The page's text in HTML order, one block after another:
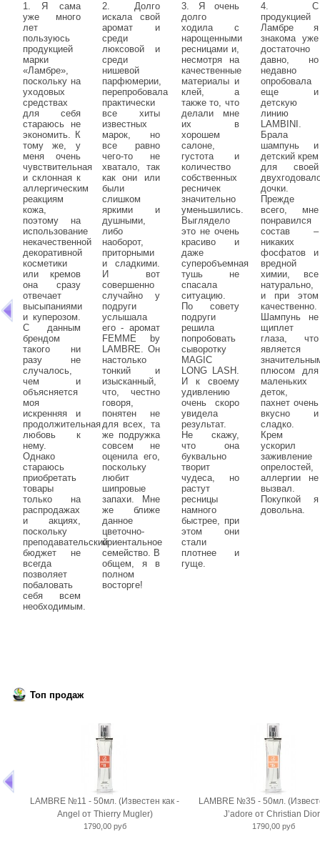
1. Я сама
уже много
лет
пользуюсь
продукцией
марки
«Ламбре»,
поскольку на
уходовых
средствах
для себя
стараюсь не
экономить. К
тому же, у
меня очень
чувствительная
и склонная к
аллергическим
реакциям
кожа,
поэтому на
использование
некачественной
декоративной
косметики
или кремов
она сразу
отвечает
высыпаниями
и куперозом.
С данным
брендом
такого ни
разу не
случалось,
чем и
объясняется
моя
искренняя и
продолжительная
любовь к
нему.
Однако
стараюсь
приобретать
товары
только на
распродажах
и акциях,
поскольку
преподавательский
бюджет не
всегда
позволяет
побаловать
себя всем
необходимым.
2. Долго
искала свой
аромат и
среди
люксовой и
среди
нишевой
парфюмерии,
перепробовала
практически
все хиты
известных
марок, но
все равно
чего-то не
хватало, так
как они или
были
слишком
яркими и
душными,
либо
наоборот,
приторными
и сладкими.
И вот
совершенно
случайно у
подруги
услышала
его - аромат
FEMME by
LAMBRE. Он
настолько
тонкий и
изысканный,
что, честно
говоря,
понятен не
для всех, та
же подружка
совсем не
оценила его,
поскольку
любит
шипровые
запахи. Мне
же ближе
данное
цветочно-
ориентальное
семейство. В
общем, я в
полном
восторге!
3. Я очень
долго
ходила с
нарощенными
ресницами и,
несмотря на
качественные
материалы и
клей, а
также то, что
делали мне
их в
хорошем
салоне,
густота и
количество
собственных
ресничек
значительно
уменьшились.
Выглядело
это не очень
красиво и
даже
суперобъемная
тушь не
спасала
ситуацию.
По совету
подруги
решила
попробовать
сыворотку
MAGIC
LONG LASH.
И к своему
удивлению
очень скоро
увидела
результат.
Не скажу,
что она
буквально
творит
чудеса, но
растут
ресницы
намного
быстрее, при
этом они
стали
плотнее и
гуще.
4. С
продукцией
Ламбре я
знакома уже
достаточно
давно, но
недавно
опробовала
еще и
детскую
линию
LAMBINI.
Брала
шампунь и
детский крем
для своей
дочки.
Прежде
всего, мне
понравился
состав –
никаких
фосфатов и
вредной
химии, все
натурально,
и при этом
качественно.
Шампунь не
щиплет
глаза, что
является
плюсом для
маленьких
деток,
пахнет очень
вкусно и
сладко.
Крем
ускорил
заживление
опрелостей,
аллергии не
вызвал.
Покупкой я
довольна.
Топ продаж
LAMBRE №11 - 50мл. (Известен как -
Angel от Thierry Mugler)
1790,00 руб
LAMBRE №35 - 50мл.
J’adore от Christian
1790,00 руб